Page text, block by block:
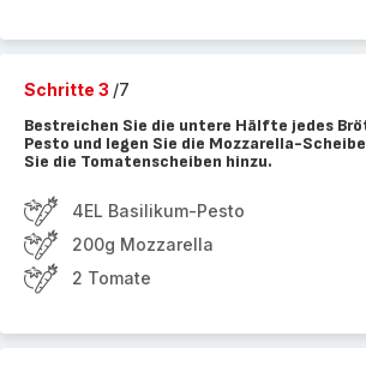
Schritte 3 /7
Bestreichen Sie die untere Hälfte jedes
Pesto und legen Sie die Mozzarella-
Sie die Tomatenscheiben hinzu.
4EL Basilikum-Pesto
200g Mozzarella
2 Tomate